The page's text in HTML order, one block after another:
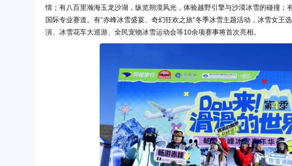
情；有八百里瀚海玉龙沙湖，纵览朔漠风光，体验越野引擎与沙漠冰雪的碰撞
国际专业赛道。有“赤峰冰雪盛宴、奇幻狂欢之旅”冬季冰雪主题活动，冰雪女王
演、冰雪花车大巡游、全民宠物冰雪运动会等10余项赛事将首次亮相。